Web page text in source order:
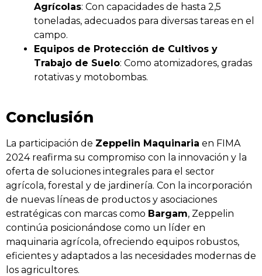
Agrícolas: Con capacidades de hasta 2,5
toneladas, adecuados para diversas tareas en el
campo.
Equipos de Protección de Cultivos y
Trabajo de Suelo: Como atomizadores, gradas
rotativas y motobombas.
Conclusión
La participación de Zeppelin Maquinaria en FIMA
2024 reafirma su compromiso con la innovación y la
oferta de soluciones integrales para el sector
agrícola, forestal y de jardinería. Con la incorporación
de nuevas líneas de productos y asociaciones
estratégicas con marcas como Bargam, Zeppelin
continúa posicionándose como un líder en
maquinaria agrícola, ofreciendo equipos robustos,
eficientes y adaptados a las necesidades modernas de
los agricultores.